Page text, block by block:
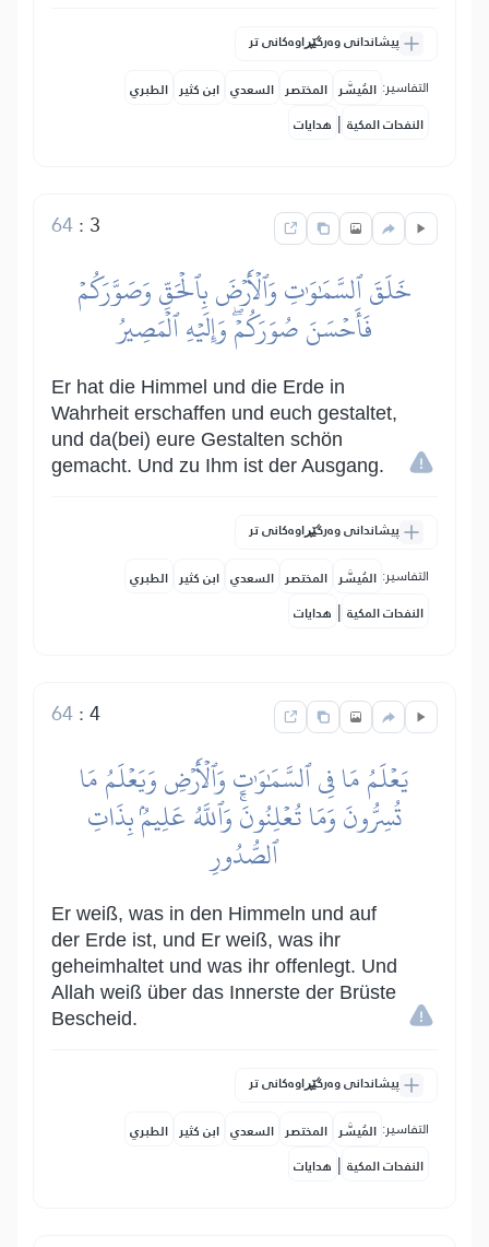
پیشاندانی وەرگێڕاوەکانی تر
التفاسير: المُيسَّر المختصر السعدي ابن كثير الطبري
النفحات المكية | هدايات
3
:
64
خَلَقَ ٱلسَّمَٰوَٰتِ وَٱلۡأَرۡضَ بِٱلۡحَقِّ وَصَوَّرَكُمۡ
فَأَحۡسَنَ صُوَرَكُمۡۖ وَإِلَيۡهِ ٱلۡمَصِيرُ
Er hat die Himmel und die Erde in
Wahrheit erschaffen und euch gestaltet,
und da(bei) eure Gestalten schön
gemacht. Und zu Ihm ist der Ausgang.
پیشاندانی وەرگێڕاوەکانی تر
التفاسير: المُيسَّر المختصر السعدي ابن كثير الطبري
النفحات المكية | هدايات
4
:
64
يَعۡلَمُ مَا فِي ٱلسَّمَٰوَٰتِ وَٱلۡأَرۡضِ وَيَعۡلَمُ مَا
تُسِرُّونَ وَمَا تُعۡلِنُونَۚ وَٱللَّهُ عَلِيمُۢ بِذَاتِ
ٱلصُّدُورِ
Er weiß, was in den Himmeln und auf
der Erde ist, und Er weiß, was ihr
geheimhaltet und was ihr offenlegt. Und
Allah weiß über das Innerste der Brüste
Bescheid.
پیشاندانی وەرگێڕاوەکانی تر
التفاسير: المُيسَّر المختصر السعدي ابن كثير الطبري
النفحات المكية | هدايات